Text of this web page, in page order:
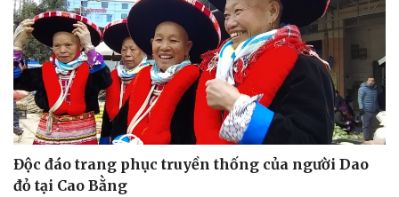
Độc đáo trang phục truyền thống của người Dao
đỏ tại Cao Bằng